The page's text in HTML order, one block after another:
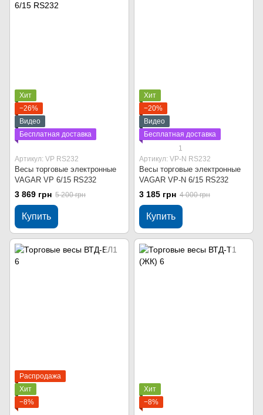
Хит
−26%
Видео
Бесплатная доставка
Артикул: VP RS232
Весы торговые электронные
VAGAR VP 6/15 RS232
3 869 грн 5 200 грн
Купить
Хит
−20%
Видео
Бесплатная доставка
1
Артикул: VP-N RS232
Весы торговые электронные
VAGAR VP-N 6/15 RS232
3 185 грн 4 000 грн
Купить
Распродажа
Хит
−8%
Хит
−8%